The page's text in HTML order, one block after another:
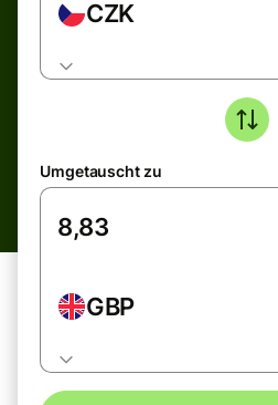
CZK
Umgetauscht zu
GBP